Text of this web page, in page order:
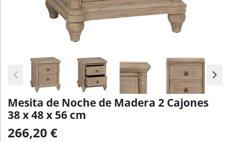
Mesita de Noche de Madera 2 Cajones
38 x 48 x 56 cm
266,20 €